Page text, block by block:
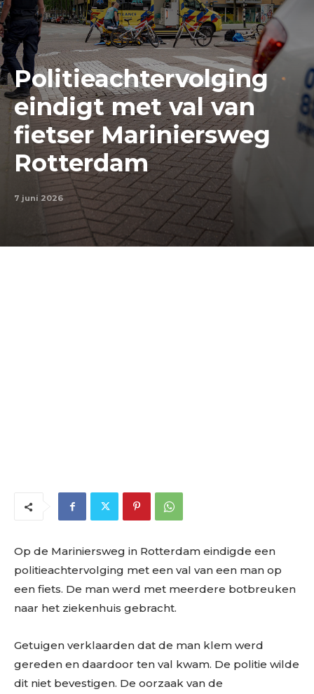
Politieachtervolging
eindigt met val van
fietser Mariniersweg
Rotterdam
7 juni 2026
Op de Mariniersweg in Rotterdam eindigde een
politieachtervolging met een val van een man op
een fiets. De man werd met meerdere botbreuken
naar het ziekenhuis gebracht.
Getuigen verklaarden dat de man klem werd
gereden en daardoor ten val kwam. De politie wilde
dit niet bevestigen. De oorzaak van de